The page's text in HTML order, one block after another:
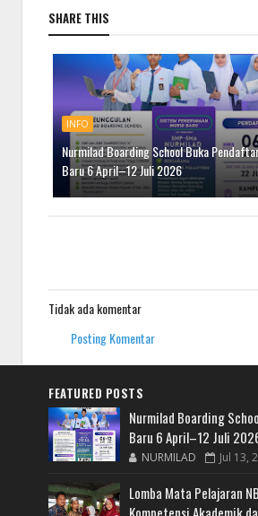
SHARE THIS
INFO
Nurmilad Boarding School Buka
Baru 6 April–12 Juli 2026
Tidak ada komentar
Posting Komentar
FEATURED POSTS
Nurmilad Boarding
Baru 6 April–12 Juli
NURMILAD Jul 13,
Lomba Mata Pelajaran